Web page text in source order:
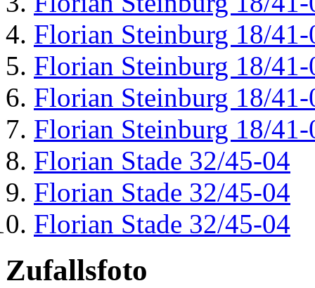
Florian Steinburg 18/41-
Florian Steinburg 18/41-
Florian Steinburg 18/41-
Florian Steinburg 18/41-
Florian Stade 32/45-04
Florian Stade 32/45-04
Florian Stade 32/45-04
Zufallsfoto